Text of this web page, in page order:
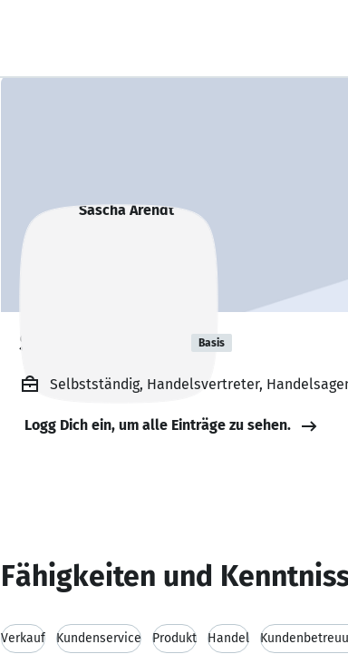
Sascha Arendt Basis
Selbstständig, Handelsvertreter,
Logg Dich ein, um alle Einträge zu sehen.
Fähigkeiten und
Verkauf Kundenservice Produkt Handel